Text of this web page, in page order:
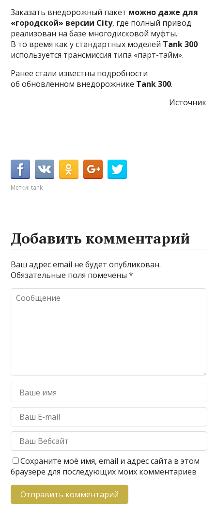
Заказать внедорожный пакет можно даже для
«городской» версии City, где полный привод
реализован на базе многодисковой муфты.
В то время как у стандартных моделей Tank 300
используется трансмиссия типа «парт-тайм».
Ранее стали известны подробности
об обновленном внедорожнике Tank 300.
Источник
Метки:tank
Добавить комментарий
Ваш адрес email не будет опубликован.
Обязательные поля помечены*
Сохраните моё имя, email и адрес сайта в этом
браузере для последующих моих комментариев